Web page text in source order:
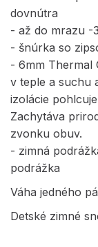
dovnútra
- až do mrazu -
- šnúrka so
- 6mm Thermal
v teple a suchu
izolácie
Zachytáva
zvonku obuv.
- zimná
podrážka
Váha jedného
Detské zimné